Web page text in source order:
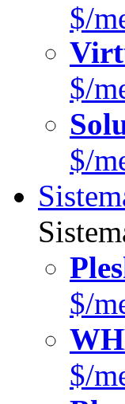
$/
$/
$/
$/
$/